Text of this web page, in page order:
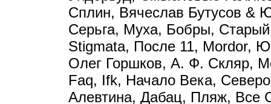
Сплин, Вячеслав Бутусов &
Серьга, Муха, Бобры,
Stigmata, После 11, Mordor,
Олег Горшков, А. Ф. Скляр,
Faq, Ifk, Начало Века,
Алевтина, Дабац, Пляж, Все